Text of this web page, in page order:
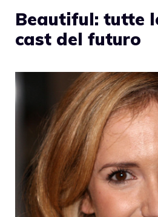
Beautiful: tutte
cast del futuro